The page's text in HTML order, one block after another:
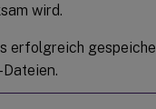
wird.
erfolgreich